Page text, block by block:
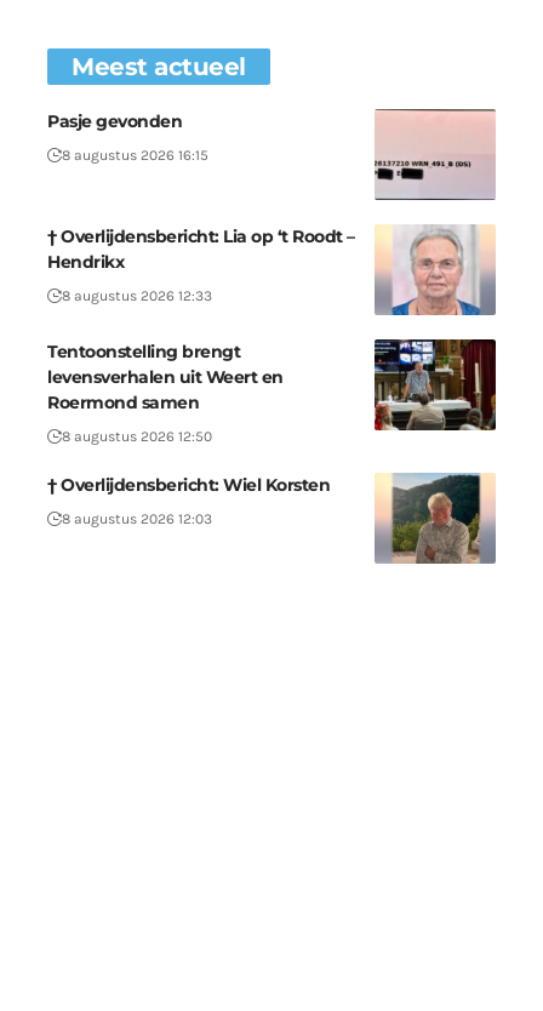
Meest actueel
Pasje gevonden
8 augustus 2026 16:15
† Overlijdensbericht: Lia op ‘t Roodt –
Hendrikx
8 augustus 2026 12:33
Tentoonstelling brengt
levensverhalen uit Weert en
Roermond samen
8 augustus 2026 12:50
† Overlijdensbericht: Wiel Korsten
8 augustus 2026 12:03